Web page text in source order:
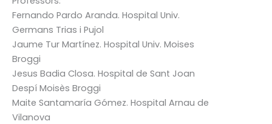
Fernando Pardo Aranda. Hospital Univ.
Germans Trias i Pujol
Jaume Tur Martínez. Hospital Univ. Moises
Broggi
Jesus Badia Closa. Hospital de Sant Joan
Despí Moisès Broggi
Maite Santamaría Gómez. Hospital Arnau de
Vilanova